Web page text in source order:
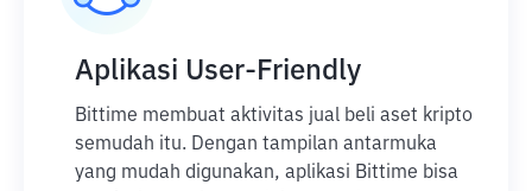
Aplikasi User-Friendly
Bittime membuat aktivitas jual beli aset kripto
semudah itu. Dengan tampilan antarmuka
yang mudah digunakan, aplikasi Bittime bisa